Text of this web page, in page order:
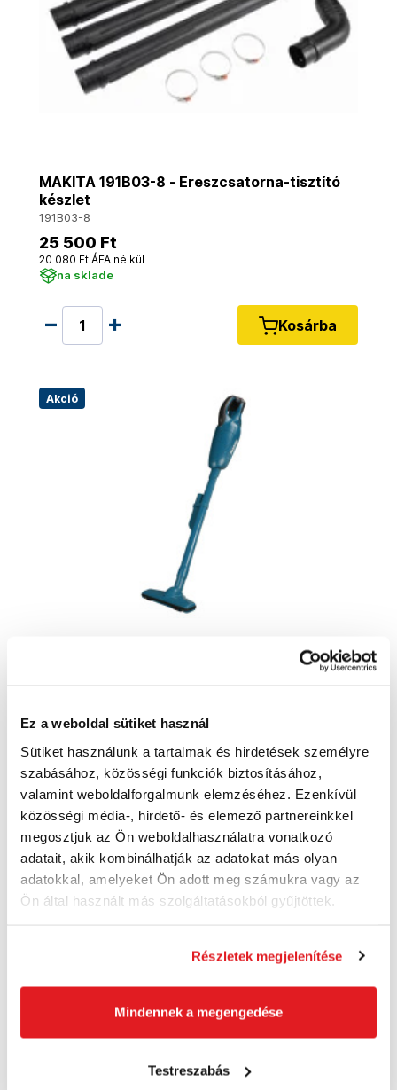
Ez a weboldal sütiket használ
Sütiket használunk a tartalmak és hirdetések személyre
szabásához, közösségi funkciók biztosításához,
valamint weboldalforgalmunk elemzéséhez. Ezenkívül
közösségi média-, hirdető- és elemező partnereinkkel
megosztjuk az Ön weboldalhasználatra vonatkozó
adatait, akik kombinálhatják az adatokat más olyan
adatokkal, amelyeket Ön adott meg számukra vagy az
Ön által használt más szolgáltatásokból gyűjtöttek.
Részletek megjelenítése
Mindennek a megengedése
Testreszabás
MAKITA 191B03-8 - Ereszcsatorna-tisztító
készlet
191B03-8
25 500 Ft
20 080 Ft ÁFA nélkül
na sklade
Kosárba
Akció
25 950 Ft
20 440 Ft ÁFA nélkül
Utolsó 4 darab
Kosárba